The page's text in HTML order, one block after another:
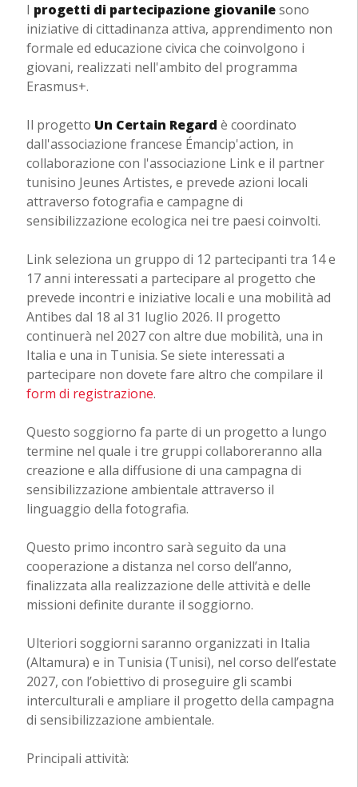
I progetti di partecipazione giovanilesono
iniziative di cittadinanza attiva, apprendimento non
formale ed educazione civica che coinvolgono i
giovani, realizzati nell'ambito del programma
Erasmus+.
Il progetto Un Certain Regard è coordinato
dall'associazione francese Émancip'action, in
collaborazione con l'associazione Link e il partner
tunisino Jeunes Artistes, e prevede azioni locali
attraverso fotografia e campagne di
sensibilizzazione ecologica nei tre paesi coinvolti.
Link seleziona un gruppo di 12 partecipanti tra 14 e
17 anni interessati a partecipare al progetto che
prevede incontri e iniziative locali e una mobilità ad
Antibes dal 18 al 31 luglio 2026. Il progetto
continuerà nel 2027 con altre due mobilità, una in
Italia e una in Tunisia. Se siete interessati a
partecipare non dovete fare altro che compilare il
form di registrazione.
Questo soggiorno fa parte di un progetto a lungo
termine nel quale i tre gruppi collaboreranno alla
creazione e alla diffusione di una campagna di
sensibilizzazione ambientale attraverso il
linguaggio della fotografia.
Questo primo incontro sarà seguito da una
cooperazione a distanza nel corso dell’anno,
finalizzata alla realizzazione delle attività e delle
missioni definite durante il soggiorno.
Ulteriori soggiorni saranno organizzati in Italia
(Altamura) e in Tunisia (Tunisi), nel corso dell’estate
2027, con l’obiettivo di proseguire gli scambi
interculturali e ampliare il progetto della campagna
di sensibilizzazione ambientale.
Principali attività: